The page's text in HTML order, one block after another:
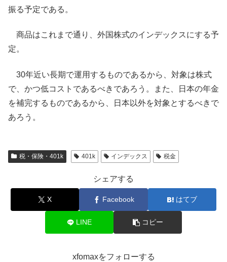
振る予定である。
商品はこれまで通り、外国株式のインデックスにする予
定。
30年近い長期で運用するものであるから、対象は株式
で、かつ低コストであるべきであろう。また、日本の年金
を補完するものであるから、日本以外を対象とするべきで
あろう。
税・保険・401k 401k インデックス 税金
シェアする
X Facebook はてブ
LINE コピー
xfomaxをフォローする